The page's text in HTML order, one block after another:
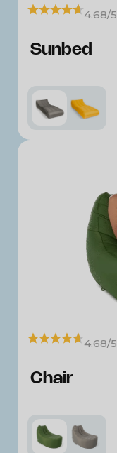
4.68/5
Sunbed
4.68/5
Chair